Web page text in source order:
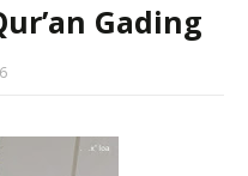
Gading